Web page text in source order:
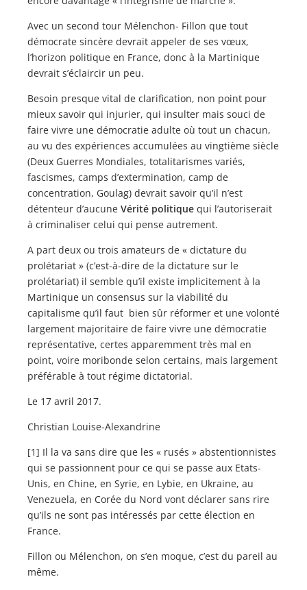
Avec un second tour Mélenchon- Fillon que tout
démocrate sincère devrait appeler de ses vœux,
l’horizon politique en France, donc à la Martinique
devrait s’éclaircir un peu.
Besoin presque vital de clarification, non point pour
mieux savoir qui injurier, qui insulter mais souci de
faire vivre une démocratie adulte où tout un chacun,
au vu des expériences accumulées au vingtième siècle
(Deux Guerres Mondiales, totalitarismes variés,
fascismes, camps d’extermination, camp de
concentration, Goulag) devrait savoir qu’il n’est
détenteur d’aucune Vérité politique qui l’autoriserait
à criminaliser celui qui pense autrement.
A part deux ou trois amateurs de « dictature du
prolétariat » (c’est-à-dire de la dictature sur le
prolétariat) il semble qu’il existe implicitement à la
Martinique un consensus sur la viabilité du
capitalisme qu’il faut bien sûr réformer et une volonté
largement majoritaire de faire vivre une démocratie
représentative, certes apparemment très mal en
point, voire moribonde selon certains, mais largement
préférable à tout régime dictatorial.
Le 17 avril 2017.
Christian Louise-Alexandrine
[1] Il la va sans dire que les « rusés » abstentionnistes
qui se passionnent pour ce qui se passe aux Etats-
Unis, en Chine, en Syrie, en Lybie, en Ukraine, au
Venezuela, en Corée du Nord vont déclarer sans rire
qu’ils ne sont pas intéressés par cette élection en
France.
Fillon ou Mélenchon, on s’en moque, c’est du pareil au
même.